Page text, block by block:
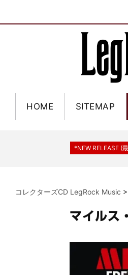
HOME SITEMAP
*NEW RELEASE (
*NEW RELEASE (
*NEW RELEASE (
*NEW RELEASE (
*NEW RELEASE (
コレクターズCD LegRock Music >
マイル